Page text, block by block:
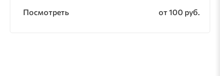
Посмотреть от 100 руб.